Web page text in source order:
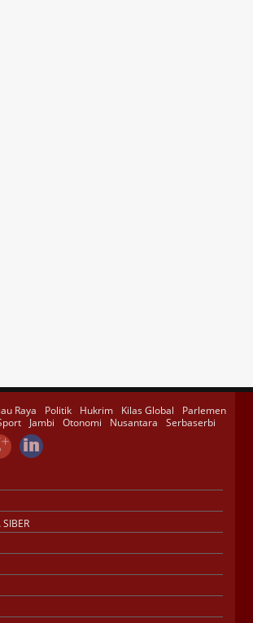
Raya Politik Hukrim Kilas Global
Parlemen
Jambi Otonomi Nusantara Serbaserbi